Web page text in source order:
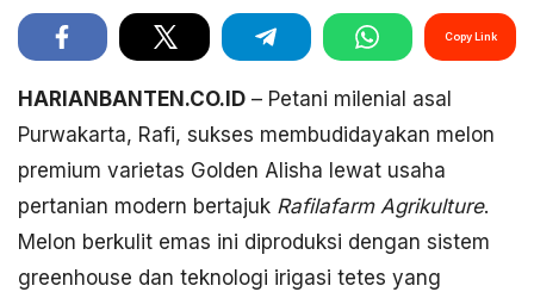
Copy Link
HARIANBANTEN.CO.ID – Petani milenial asal
Purwakarta, Rafi, sukses membudidayakan melon
premium varietas Golden Alisha lewat usaha
pertanian modern bertajuk Rafilafarm Agrikulture.
Melon berkulit emas ini diproduksi dengan sistem
greenhouse dan teknologi irigasi tetes yang